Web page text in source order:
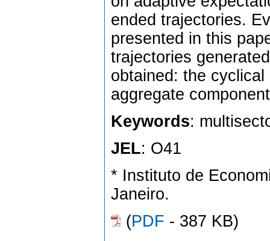
ended trajectories.
presented in this
trajectories
obtained: the
aggregate
Keywords:
JEL: O41
* Instituto de
Janeiro.
(PDF - 387 KB)